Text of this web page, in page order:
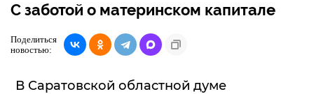
С заботой о материнском капитале
Поделиться
новостью:
В Саратовской областной думе